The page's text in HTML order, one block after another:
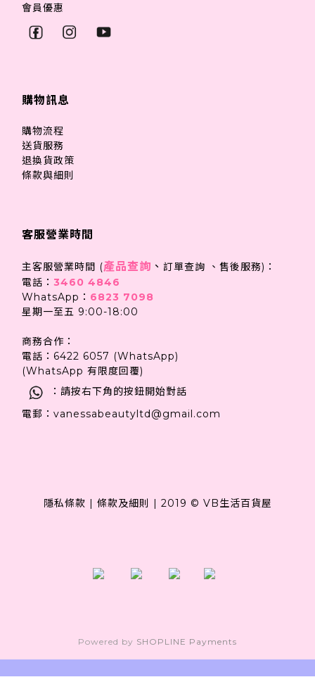
會員優惠
購物訊息
購物流程
送貨服務
退換貨政策
條款與細則
客服營業時間
主客服營業時間 (產品查詢 、 訂單查詢 、售後服務)：
電話： 3460 4846
WhatsApp： 6823 7098
星期一至五 9:00-18:00
商務合作：
電話：6422 6057 (WhatsApp)
(WhatsApp 有限度回覆)
：請按右下角的按鈕開始對話
電郵：vanessabeautyltd@gmail.com
隱私條款 | 條款及細則 | 2019 © VB生活百貨屋
Powered by SHOPLINE Payments